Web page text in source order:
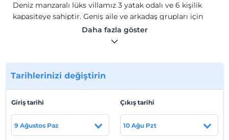
Deniz manzaralı lüks villamız 3 yatak odalı ve 6 kişilik
kapasiteye sahiptir. Geniş aile ve arkadaş grupları için
uygun olup geniş havuz terasında bulunan langırt masa
tenisi, tatilinize keyif katacaktır. Kiralık villamızda
konsolu tavla nargile bulunmaktadır. Villa Almula, tüm
yılın yorgunluğunu atmanızı sağlayacak eşsiz deniz
Villa Almula, tüm yılın yorgunluğunu atmanızı
sağlayacak eşsiz deniz manzarasıyla da unutulmaz bir
tatil fırsatını sizlere sunmaktadır.
Daha fazla göster
Tarihlerinizi değiştirin
Giriş tarihi
9 Ağustos Paz
Çıkış tarihi
10 Ağu Pzt